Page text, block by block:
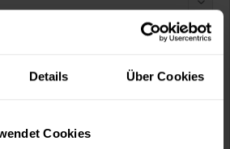
Details Über Cookies
Cookies